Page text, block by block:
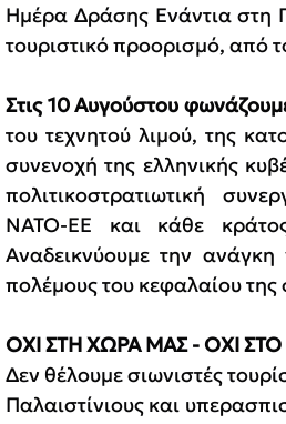
Ημέρα Δράσης Ενάντια στη
τουριστικό προορισμό, από
Στις 10 Αυγούστου
του τεχνητού λιμού, της
συνενοχή της ελληνικής
πολιτικοστρατιωτική
ΝΑΤΟ-ΕΕ και κάθε
Αναδεικνύουμε την ανάγκη
πολέμους του κεφαλαίου
ΟΧΙ ΣΤΗ ΧΩΡΑ ΜΑΣ - ΟΧΙ
Δεν θέλουμε σιωνιστές
Παλαιστίνιους και